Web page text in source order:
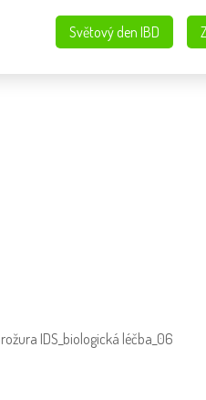
Světový den IBD
IDS_biologická léčba_06